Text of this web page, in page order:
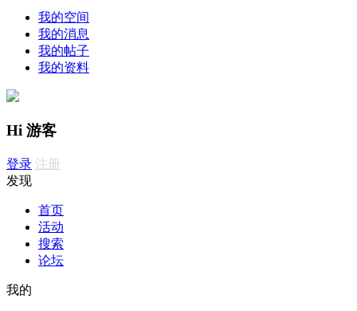
我的空间
我的消息
我的帖子
我的资料
Hi 游客
登录 注册
发现
首页
活动
搜索
论坛
我的